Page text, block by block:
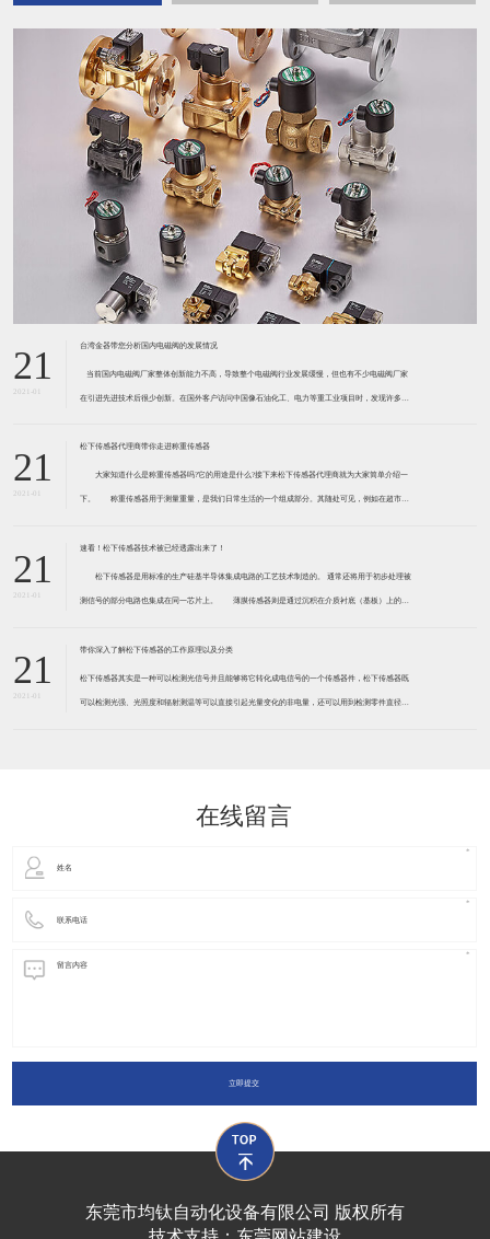
21
2021-01
台湾金器带您分析国内电磁阀的发展情况
​ 当前国内电磁阀厂家整体创新能力不高，导致整个电磁阀行业发展缓慢，但也有不少电磁阀厂家
在引进先进技术后很少创新。在国外客户访问中国像石油化工、电力等重工业项目时，发现许多项
21
2021-01
松下传感器代理商带你走进称重传感器
大家知道什么是称重传感器吗?它的用途是什么?接下来松下传感器代理商就为大家简单介绍一
下。 称重传感器用于测量重量，是我们日常生活的一个组成部分。其随处可见，例如在超市柜
带有应变片的弹性体组成。弹性体通常由钢
21
2021-01
速看！松下传感器技术被已经透露出来了！
松下传感器是用标准的生产硅基半导体集成电路的工艺技术制造的。 通常还将用于初步处理被
测信号的部分电路也集成在同一芯片上。 薄膜传感器则是通过沉积在介质衬底（基板）上的，
器是利用相应材料的浆料，涂覆在陶瓷基片上
21
2021-01
带你深入了解松下传感器的工作原理以及分类
松下传感器其实是一种可以检测光信号并且能够将它转化成电信号的一个传感器件，松下传感器既
可以检测光强、光照度和辐射测温等可以直接引起光量变化的非电量，还可以用到检测零件直径、
在线留言
立即提交
东莞市均钛自动化设备有限公司 版权所有